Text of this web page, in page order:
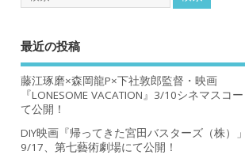
最近の投稿
藤江琢磨×森岡龍P×下社敦郎監督・映画
『LONESOME VACATION』3/10シネマスコ
て公開！
DIY映画『帰ってきた宮田バスターズ（株）」
9/17、第七藝術劇場にて公開！